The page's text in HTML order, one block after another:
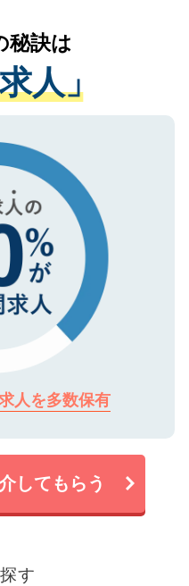
いについての厳密な
業者のみに付与され
クを取得済みです。
情報は、SSL（デー
もご安心ください。
療機関の状況や紹介
適切なアドバイスを
すぐにご転職をされ
サポートが可能です
ださい。
秘訣は
人」
人を多数保有
してもらう
す